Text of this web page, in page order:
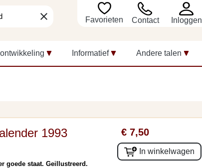
clear Favorieten Contact Inloggen
Informatief Andere talen
1993
goede staat. Geillustreerd.
€ 7,50
In winkelwagen